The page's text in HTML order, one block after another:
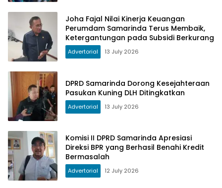
Joha Fajal Nilai Kinerja Keuangan
Perumdam Samarinda Terus Membaik,
Ketergantungan pada Subsidi Berkurang
Advertorial 13 July 2026
DPRD Samarinda Dorong Kesejahteraan
Pasukan Kuning DLH Ditingkatkan
Advertorial 13 July 2026
Komisi II DPRD Samarinda Apresiasi
Direksi BPR yang Berhasil Benahi Kredit
Bermasalah
Advertorial 12 July 2026